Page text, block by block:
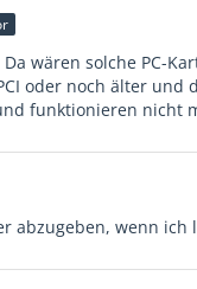
wären solche PC-
oder noch älter
funktionieren nicht
abzugeben, wenn ich